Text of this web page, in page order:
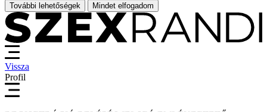
További lehetőségek Mindet elfogadom
Vissza
Profil